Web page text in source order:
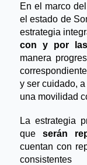
En el marco
el estado de
estrategia
con y por las
manera
y ser cuidado,
una movilidad
La estrategia
que serán
cuentan con